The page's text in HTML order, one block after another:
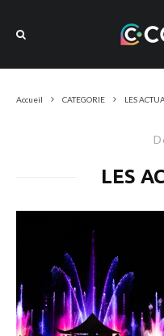
Accueil CATEGORIE LES
LES